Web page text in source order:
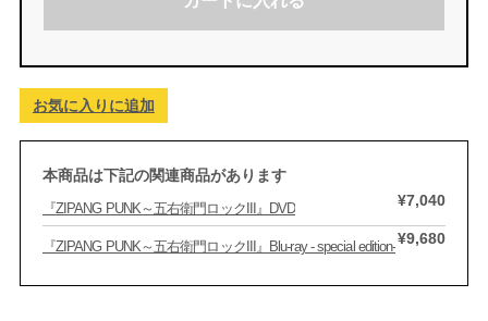
お気に入りに追加
本商品は下記の関連商品があります
『ZIPANG PUNK～五右衛門ロックIII』DVD ¥7,040
『ZIPANG PUNK～五右衛門ロックIII』Blu-ray - special edition-¥9,680